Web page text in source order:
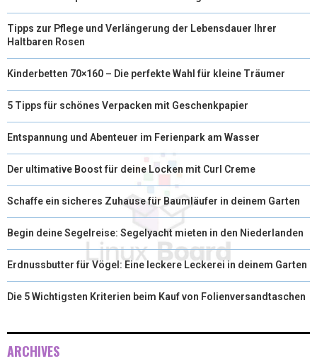
Tipps zur Pflege und Verlängerung der Lebensdauer Ihrer
Haltbaren Rosen
Kinderbetten 70×160 – Die perfekte Wahl für kleine Träumer
5 Tipps für schönes Verpacken mit Geschenkpapier
Entspannung und Abenteuer im Ferienpark am Wasser
Der ultimative Boost für deine Locken mit Curl Creme
Schaffe ein sicheres Zuhause für Baumläufer in deinem Garten
Begin deine Segelreise: Segelyacht mieten in den Niederlanden
Erdnussbutter für Vögel: Eine leckere Leckerei in deinem Garten
Die 5 Wichtigsten Kriterien beim Kauf von Folienversandtaschen
ARCHIVES